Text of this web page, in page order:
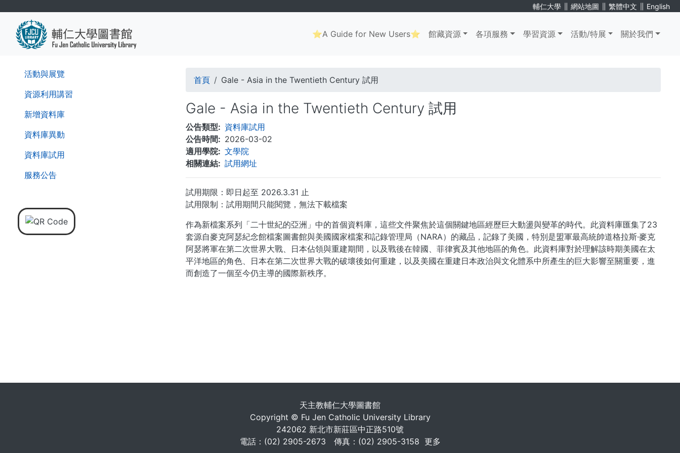
輔仁大學 ∥ 網站地圖 ∥ 繁體中文 ∥ English
Main
navigation
⭐A Guide for New Users⭐ 館藏資源 各項服務 學習資源 活動/特展 關於我們
活動與展覽
資源利用講習
新增資料庫
資料庫異動
資料庫試用
服務公告
導
連
結
首頁 Gale - Asia in the Twentieth Century 試用
Gale - Asia in the Twentieth Century 試用
公告類型
資料庫試用
公告時間
2026-03-02
適用學院
文學院
相關連結
試用網址
試用期限：即日起至 2026.3.31 止
試用限制：試用期間只能閱覽，無法下載檔案
作為新檔案系列「二十世紀的亞洲」中的首個資料庫，這些文件聚焦於這個關鍵地區經歷巨大動盪與變革的時代。此資料庫匯集了23
套源自麥克阿瑟紀念館檔案圖書館與美國國家檔案和記錄管理局（NARA）的藏品，記錄了美國，特別是盟軍最高統帥道格拉斯·麥克
阿瑟將軍在第二次世界大戰、日本佔領與重建期間，以及戰後在韓國、菲律賓及其他地區的角色。此資料庫對於理解該時期美國在太
平洋地區的角色、日本在第二次世界大戰的破壞後如何重建，以及美國在重建日本政治與文化體系中所產生的巨大影響至關重要，進
而創造了一個至今仍主導的國際新秩序。
天主教輔仁大學圖書館
Copyright © Fu Jen Catholic University Library
242062 新北市新莊區中正路510號
電話：(02) 2905-2673 傳真：(02) 2905-3158 更多